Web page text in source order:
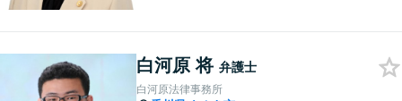
い！
白河原 将 弁護士
白河原法律事務所